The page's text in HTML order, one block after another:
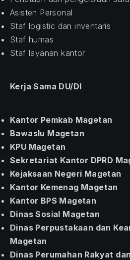
Asisten Personal
Staf logistic dan inventaris
Staf humas
Staf layanan kantor
Kerja Sama DU/DI
Kantor Pemkab Magetan
Bawaslu Magetan
KPU Magetan
Sekretariat Kantor DPRD
Kejaksaan Negeri Magetan
Kantor Kemenag Magetan
Kantor BPS Magetan
Dinas Sosial Magetan
Dinas Perpustakaan dan
Magetan
Dinas Perumahan Rakyat
PREVIOUS